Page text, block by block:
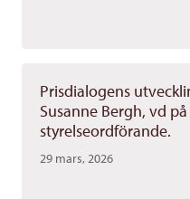
Prisdialogens
Susanne Bergh, vd
styrelseordförande.
29 mars, 2026